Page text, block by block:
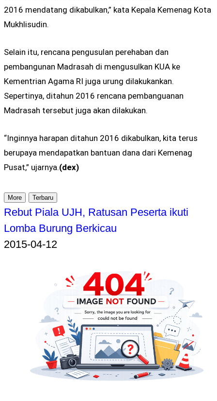
2016 mendatang dikabulkan,” kata Kepala Kemenag Kota
Mukhlisudin.
Selain itu, rencana pengusulan perehaban dan
pembangunan Madrasah di mengusulkan KUA ke
Kementrian Agama RI juga urung dilakukankan.
Sepertinya, ditahun 2016 rencana pembanguanan
Madrasah tersebut juga akan dilakukan.
“Inginnya harapan ditahun 2016 dikabulkan, kita terus
berupaya mendapatkan bantuan dana dari Kemenag
Pusat,” ujarnya.(dex)
More Terbaru
Rebut Piala UJH, Ratusan Peserta ikuti
Lomba Burung Berkicau
2015-04-12